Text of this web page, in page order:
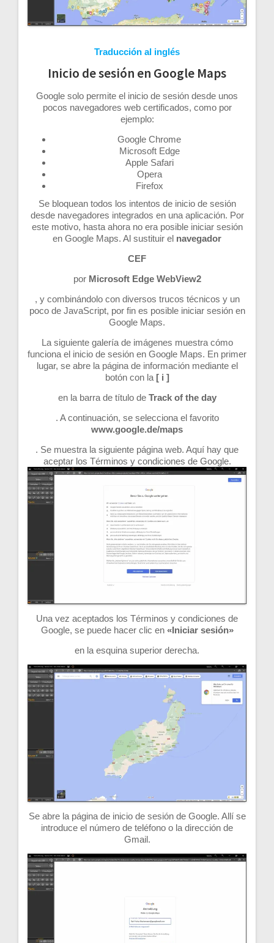
Traducción al inglés
Inicio de sesión en Google Maps
Google solo permite el inicio de sesión desde unos
pocos navegadores web certificados, como por
ejemplo:
Google Chrome
Microsoft Edge
Apple Safari
Opera
Firefox
Se bloquean todos los intentos de inicio de sesión
desde navegadores integrados en una aplicación. Por
este motivo, hasta ahora no era posible iniciar sesión
en Google Maps. Al sustituir el navegador
CEF
por Microsoft Edge WebView2
, y combinándolo con diversos trucos técnicos y un
poco de JavaScript, por fin es posible iniciar sesión en
Google Maps.
La siguiente galería de imágenes muestra cómo
funciona el inicio de sesión en Google Maps. En primer
lugar, se abre la página de información mediante el
botón con la[ i ]
en la barra de título de Track of the day
. A continuación, se selecciona el favorito
www.google.de/maps
. Se muestra la siguiente página web. Aquí hay que
aceptar los Términos y condiciones de Google.
Una vez aceptados los Términos y condiciones de
Google, se puede hacer clic en «Iniciar sesión»
en la esquina superior derecha.
Se abre la página de inicio de sesión de Google. Allí se
introduce el número de teléfono o la dirección de
Gmail.